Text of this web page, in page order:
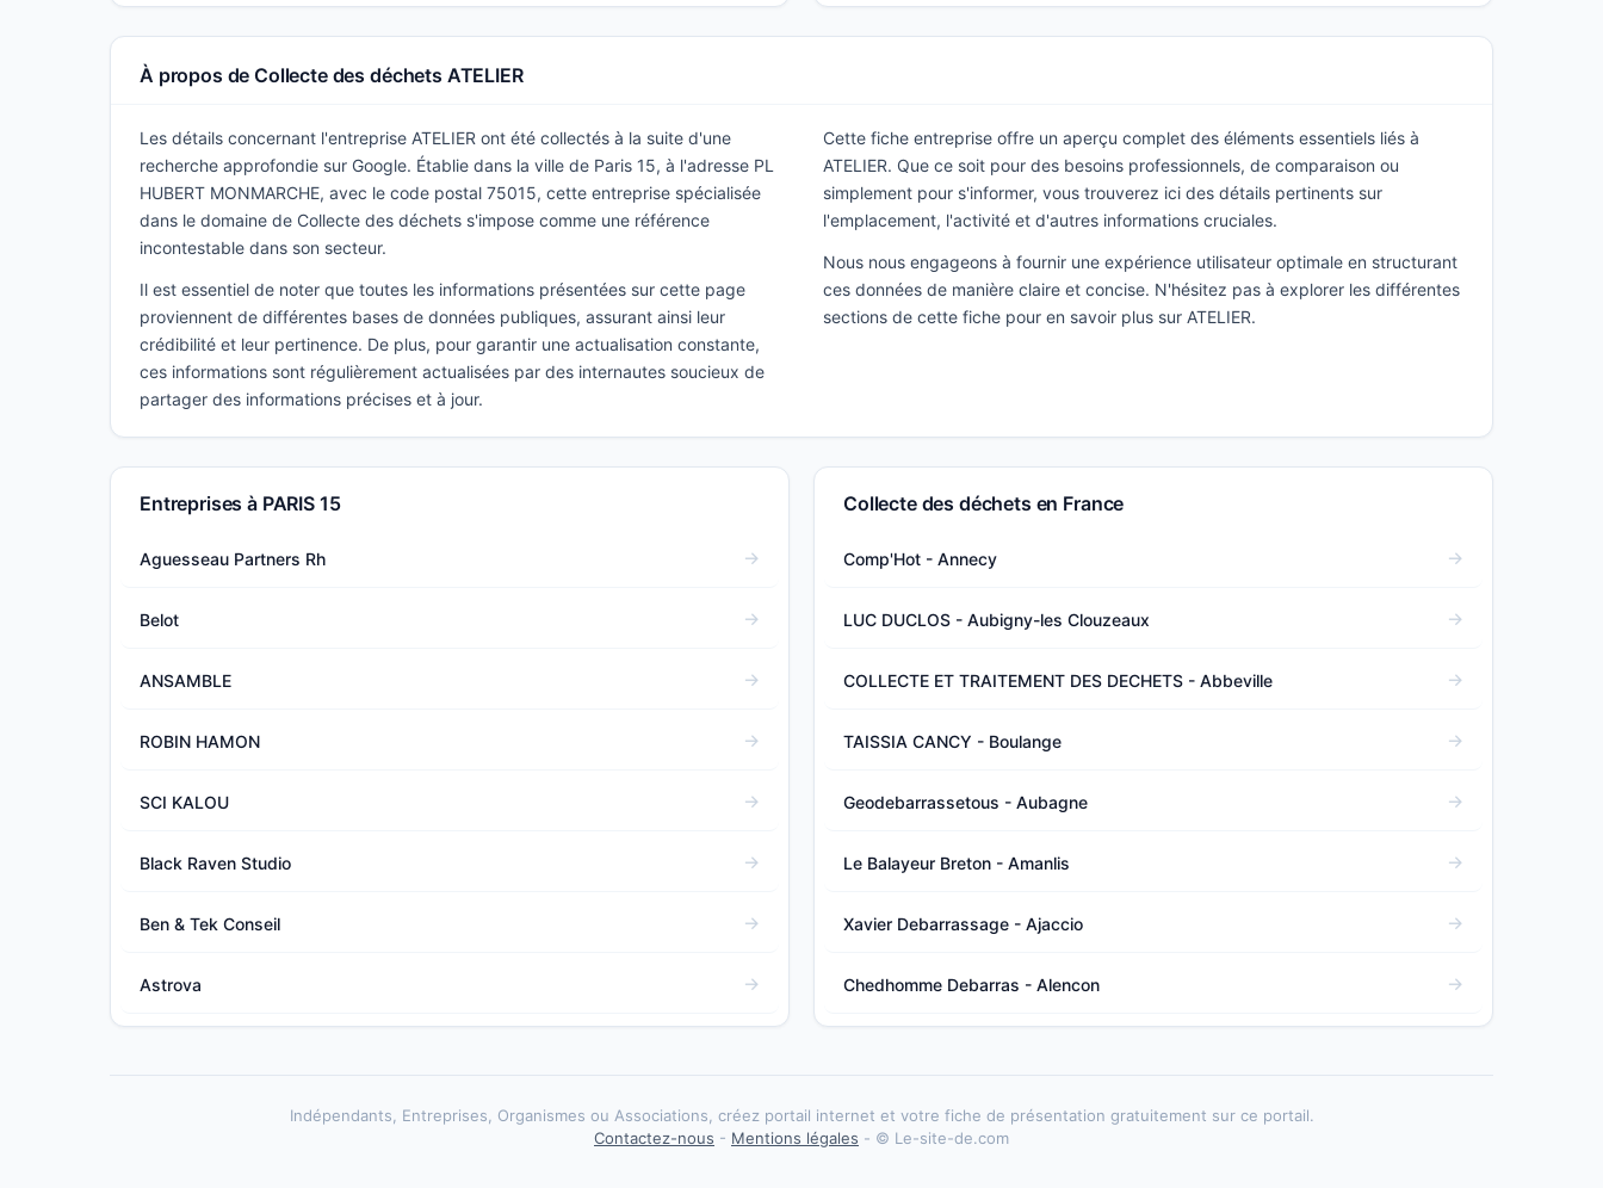
À propos de Collecte des déchets ATELIER
Les détails concernant l'entreprise ATELIER ont été collectés à la suite d'une
recherche approfondie sur Google. Établie dans la ville de Paris 15, à l'adresse PL
HUBERT MONMARCHE, avec le code postal 75015, cette entreprise spécialisée
dans le domaine de Collecte des déchets s'impose comme une référence
incontestable dans son secteur.
Il est essentiel de noter que toutes les informations présentées sur cette page
proviennent de différentes bases de données publiques, assurant ainsi leur
crédibilité et leur pertinence. De plus, pour garantir une actualisation constante,
ces informations sont régulièrement actualisées par des internautes soucieux de
partager des informations précises et à jour.
Cette fiche entreprise offre un aperçu complet des éléments essentiels liés à
ATELIER. Que ce soit pour des besoins professionnels, de comparaison ou
simplement pour s'informer, vous trouverez ici des détails pertinents sur
l'emplacement, l'activité et d'autres informations cruciales.
Nous nous engageons à fournir une expérience utilisateur optimale en structurant
ces données de manière claire et concise. N'hésitez pas à explorer les différentes
sections de cette fiche pour en savoir plus sur ATELIER.
Entreprises à PARIS 15
Aguesseau Partners Rh
Belot
ANSAMBLE
ROBIN HAMON
SCI KALOU
Black Raven Studio
Ben & Tek Conseil
Astrova
Collecte des déchets en France
Comp'Hot - Annecy
LUC DUCLOS - Aubigny-les Clouzeaux
COLLECTE ET TRAITEMENT DES DECHETS - Abbeville
TAISSIA CANCY - Boulange
Geodebarrassetous - Aubagne
Le Balayeur Breton - Amanlis
Xavier Debarrassage - Ajaccio
Chedhomme Debarras - Alencon
Indépendants, Entreprises, Organismes ou Associations, créez portail internet et votre fiche de présentation gratuitement sur ce portail.
Contactez-nous - Mentions légales - © Le-site-de.com